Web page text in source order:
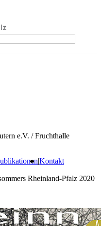
e.V. / Fruchthalle
|Kontakt
Rheinland-Pfalz 2020